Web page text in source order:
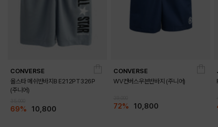
CONVERSE
올스타 메쉬반바지B E212PT326P
(주니어)
69% 10,800
CONVERSE
WV컨버스우븐반바지 (주니어)
72% 10,800